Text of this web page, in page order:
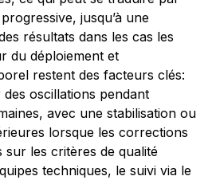
jusqu’à une
résultats dans les cas les
du déploiement et
restent des facteurs clés:
oscillations pendant
avec une stabilisation ou
lorsque les corrections
sur les critères de qualité
techniques, le suivi via le